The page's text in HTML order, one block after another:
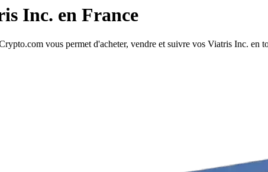
Inc. en France
vous permet d'acheter, vendre et suivre vos Viatris Inc. en